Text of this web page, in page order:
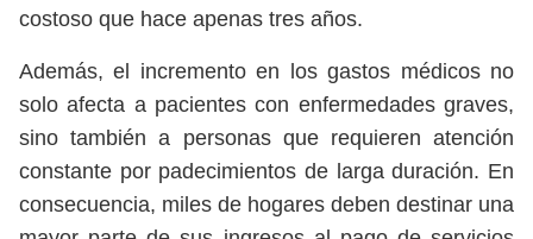
costoso que hace apenas tres años.
Además, el incremento en los gastos médicos no
solo afecta a pacientes con enfermedades graves,
sino también a personas que requieren atención
constante por padecimientos de larga duración. En
consecuencia, miles de hogares deben destinar una